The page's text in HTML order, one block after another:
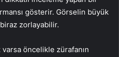
gösterir. Görselin büyük
zorlayabilir.
öncelikle zürafanın